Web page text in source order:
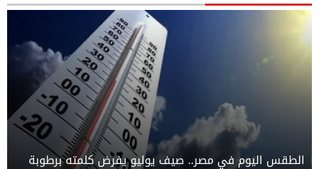
الطقس اليوم في مصر.. صيف يوليو يفرض كلمته برطوبة